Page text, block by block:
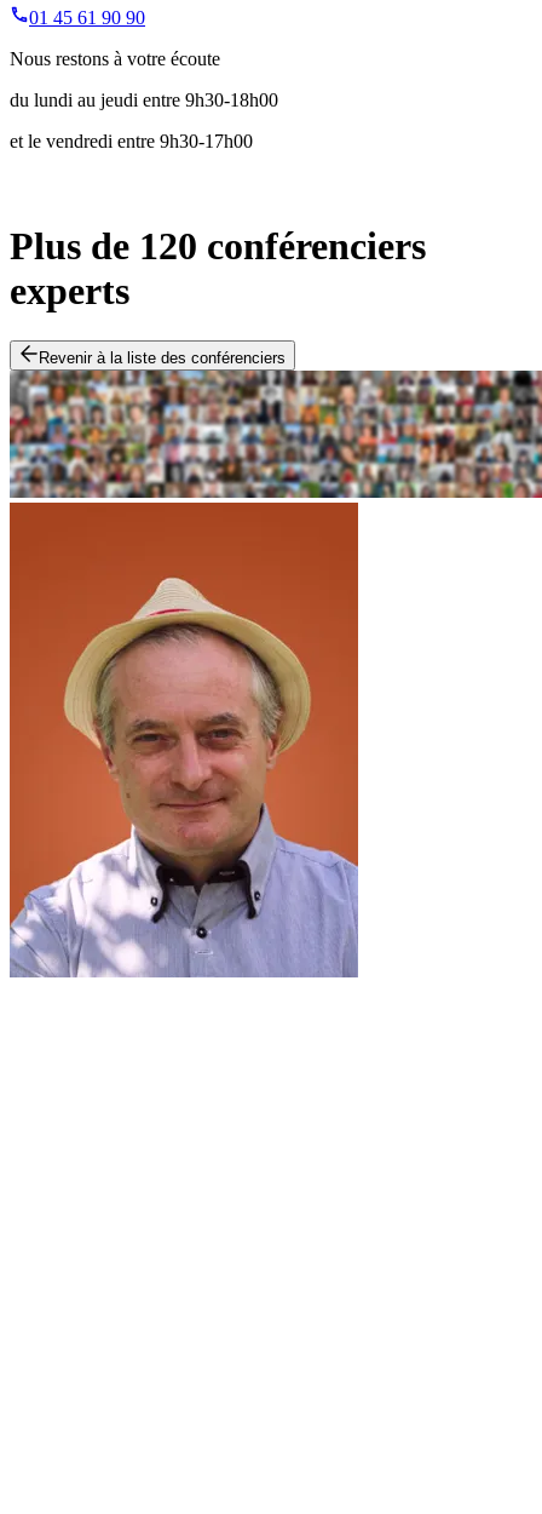
01 45 61 90 90
Nous restons à votre écoute
du lundi au jeudi entre 9h30-18h00
et le vendredi entre 9h30-17h00
Plus de 120 conférenciers
experts
Revenir à la liste des conférenciers